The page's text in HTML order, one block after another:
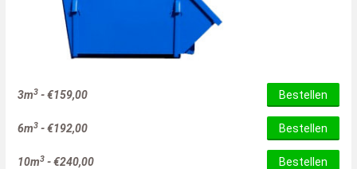
3m3 -€159,00 Bestellen
6m3 -€192,00 Bestellen
10m3 -€240,00 Bestellen